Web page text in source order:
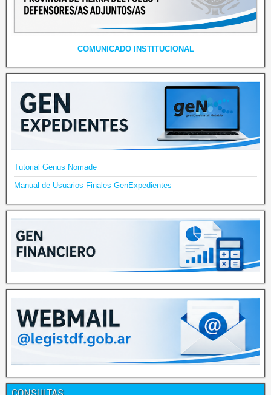
COMUNICADO INSTITUCIONAL
Tutorial Genus Nomade
Manual de Usuarios Finales GenExpedientes